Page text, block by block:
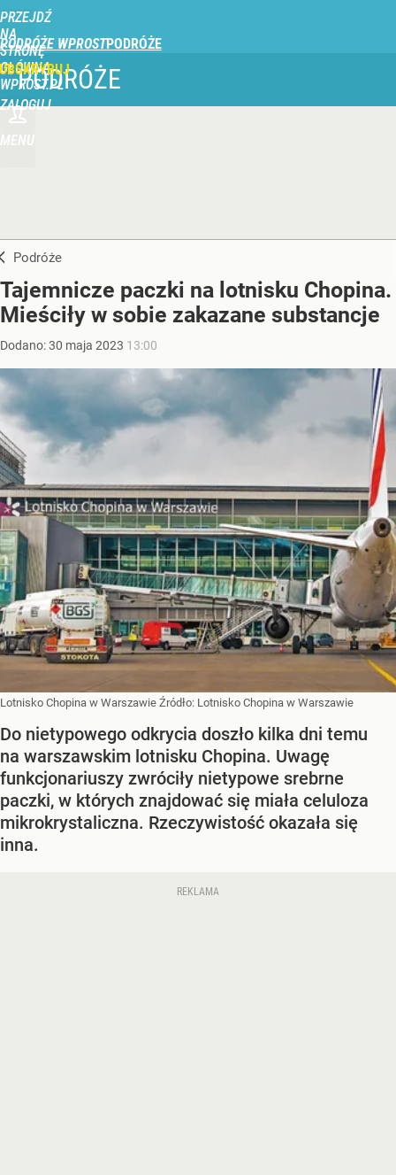
PRZEJDŹ
NA
STRONĘ
GŁÓWNĄ
WPROST.PL
PODRÓŻE WPROST
ZALOGUJ
MENU
PODRÓŻE
Podróże
Tajemnicze paczki na lotnisku Chopina.
Mieściły w sobie zakazane substancje
Dodano:30 maja 2023 13:00
Lotnisko Chopina w Warszawie Źródło: Lotnisko Chopina w Warszawie
Do nietypowego odkrycia doszło kilka dni temu
na warszawskim lotnisku Chopina. Uwagę
funkcjonariuszy zwróciły nietypowe srebrne
paczki, w których znajdować się miała celuloza
mikrokrystaliczna. Rzeczywistość okazała się
inna.